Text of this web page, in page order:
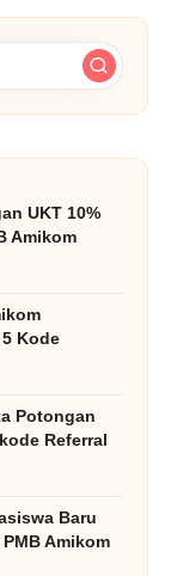
UKT 10%
Amikom
5 Kode
Potongan
Referral
Baru
Amikom